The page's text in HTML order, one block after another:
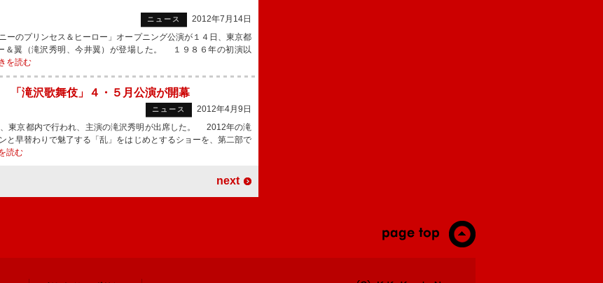
ニュース
2012年7月14日
のプリンセス＆ヒーロー」オープニング公演が１４日、東京都
＆翼（滝沢秀明、今井翼）が登場した。 １９８６年の初演以
を読む
「滝沢歌舞伎」４・５月公演が開幕
ニュース
2012年4月9日
東京都内で行われ、主演の滝沢秀明が出席した。 2012年の滝
と早替わりで魅了する「乱」をはじめとするショーを、第二部で
読む
next